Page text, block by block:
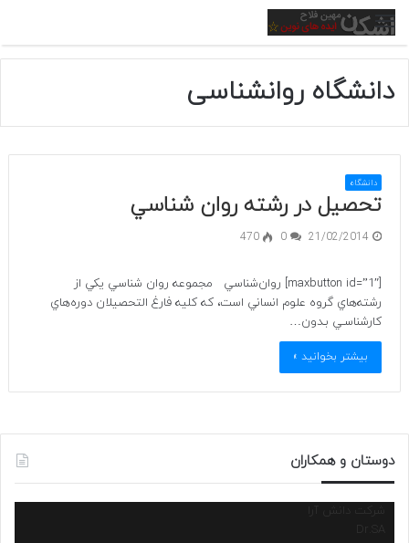
منو
دانشگاه روانشناسی
دانشگاه
تحصیل در رشته روان شناسي
21/02/2014
0
470
[maxbutton id=”1″] روان‌شناسي مجموعه روان شناسي يكي از
رشته‌هاي گروه علوم انساني است، كه كليه فارغ التحصيلان دوره‌هاي
كارشناسـي بـدون…
بیشتر بخوانید »
دوستان و همکاران
شرکت دانش آرا